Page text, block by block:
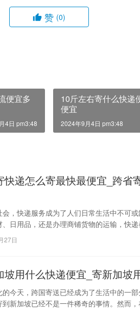
赞 (0)
便宜多
4日 pm3:48
10斤左右寄什么快递
便宜
2024年9月4日 pm3:48
快递怎么寄最快最便宜_跨省
会，快递服务成为了人们日常生活中不可
、日用品，还是办理商铺货物的运输，快
行跨省快递时，如何选择最…
27日
坡用什么快递便宜_寄新加坡
今天，跨国寄送已经成为了生活中的一
到新加坡已经不是一件稀奇的事情。然而